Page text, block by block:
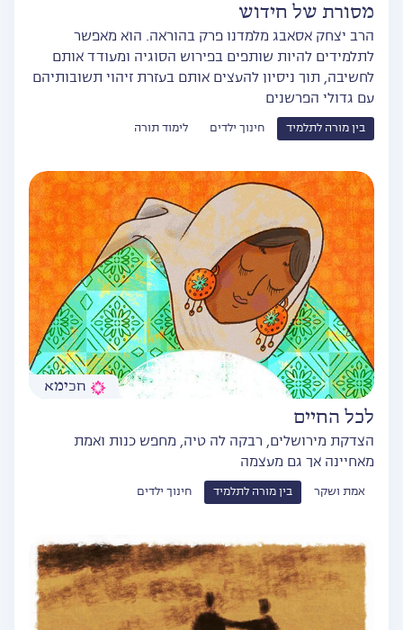
מסורת של חידוש
הרב יצחק אסאבג מלמדנו פרק בהוראה. הוא מאפשר
לתלמידים להיות שותפים בפירוש הסוגיה ומעודד אותם
לחשיבה, תוך ניסיון להעצים אותם בעזרת זיהוי תשובותיהם
עם גדולי הפרשנים
בין מורה לתלמיד חינוך ילדים לימוד תורה
חכימא
לכל החיים
הצדקת מירושלים, רבקה לה טיה, מחפש כנות ואמת
מאחיינה אך גם מעצמה
אמת ושקר בין מורה לתלמיד חינוך ילדים